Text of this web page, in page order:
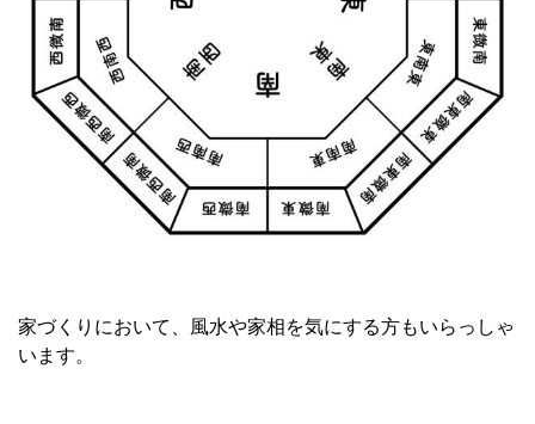
家づくりにおいて、風水や家相を気にする方もいらっしゃ
います。